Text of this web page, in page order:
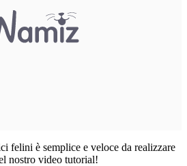
felini è semplice e veloce da realizzare
nostro video tutorial!